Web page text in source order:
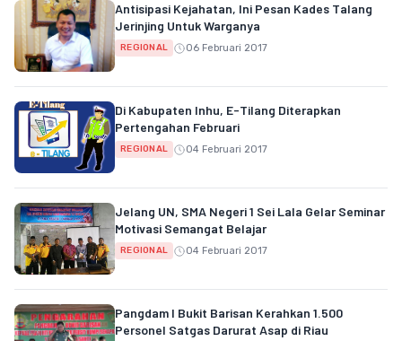
Antisipasi Kejahatan, Ini Pesan Kades Talang
Jerinjing Untuk Warganya
REGIONAL 06 Februari 2017
Di Kabupaten Inhu, E-Tilang Diterapkan
Pertengahan Februari
REGIONAL 04 Februari 2017
Jelang UN, SMA Negeri 1 Sei Lala Gelar Seminar
Motivasi Semangat Belajar
REGIONAL 04 Februari 2017
Pangdam I Bukit Barisan Kerahkan 1.500
Personel Satgas Darurat Asap di Riau